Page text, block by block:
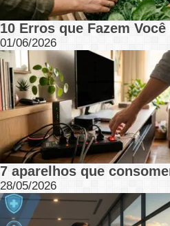
10 Erros que Fazem
01/06/2026
7 aparelhos que
28/05/2026